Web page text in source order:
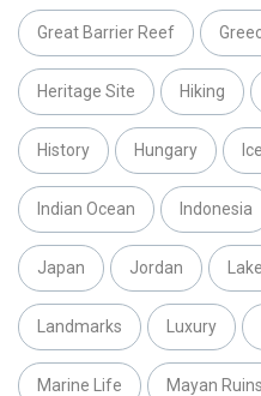
Great Barrier Reef
Heritage Site Hiking
History Hungary
Indian Ocean Indonesia
Japan Jordan Lake
Landmarks Luxury
Marine Life Mayan Ruins